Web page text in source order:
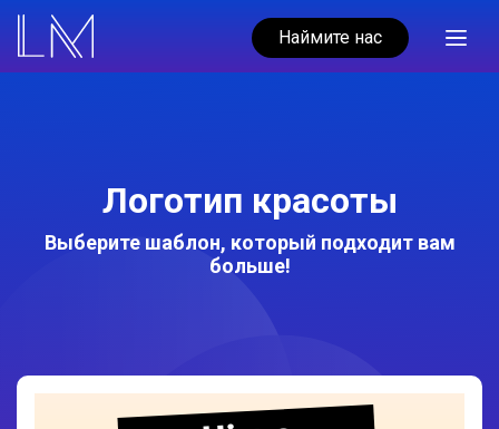
Наймите нас
Логотип красоты
Выберите шаблон, который подходит вам
больше!